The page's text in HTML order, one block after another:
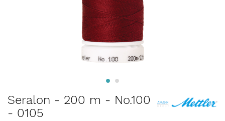
Anfang
der
Seralon - 200 m - No.100
- 0105